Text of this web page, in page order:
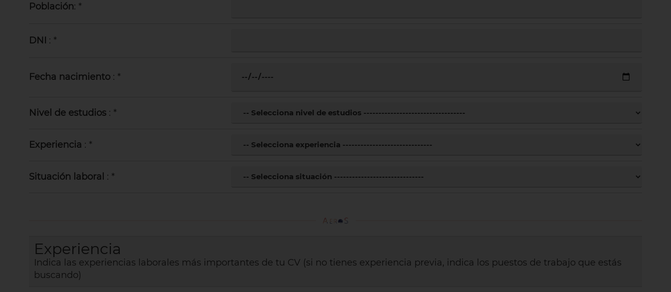
Población: *
DNI : *
Fecha nacimiento: *
Nivel de estudios: *
Experiencia : *
Situación laboral : *
Experiencia
Indica las experiencias laborales más importantes de tu CV (si no tienes experiencia previa, indica los puestos de trabajo que estás
buscando)